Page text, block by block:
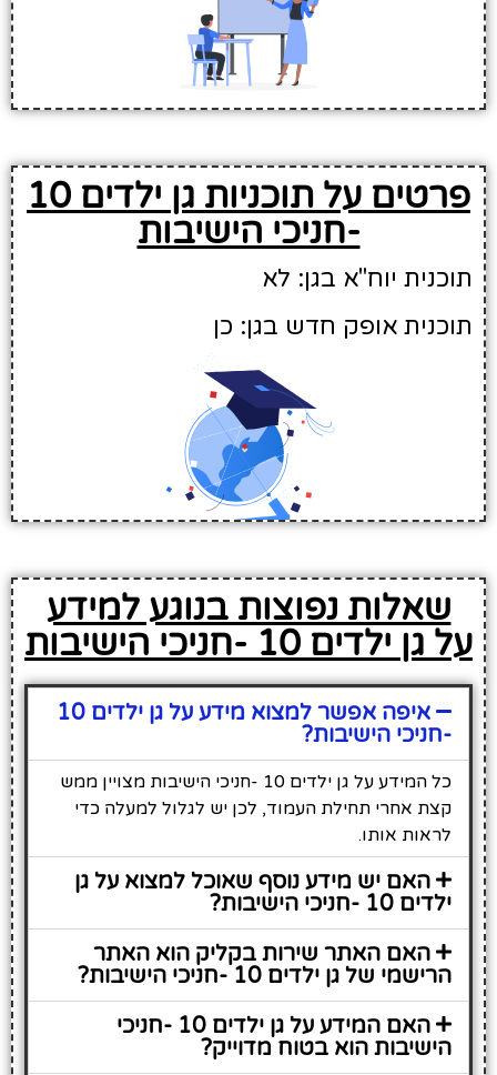
פרטים על תוכניות גן ילדים 10
-חניכי הישיבות
תוכנית יוח"א בגן: לא
תוכנית אופק חדש בגן: כן
שאלות נפוצות בנוגע למידע
על גן ילדים 10 -חניכי הישיבות
איפה אפשר למצוא מידע על גן ילדים 10
-חניכי הישיבות?
כל המידע על גן ילדים 10 -חניכי הישיבות מצויין ממש
קצת אחרי תחילת העמוד, לכן יש לגלול למעלה כדי
לראות אותו.
האם יש מידע נוסף שאוכל למצוא על גן
ילדים 10 -חניכי הישיבות?
האם האתר שירות בקליק הוא האתר
הרישמי של גן ילדים 10 -חניכי הישיבות?
האם המידע על גן ילדים 10 -חניכי
הישיבות הוא בטוח מדוייק?